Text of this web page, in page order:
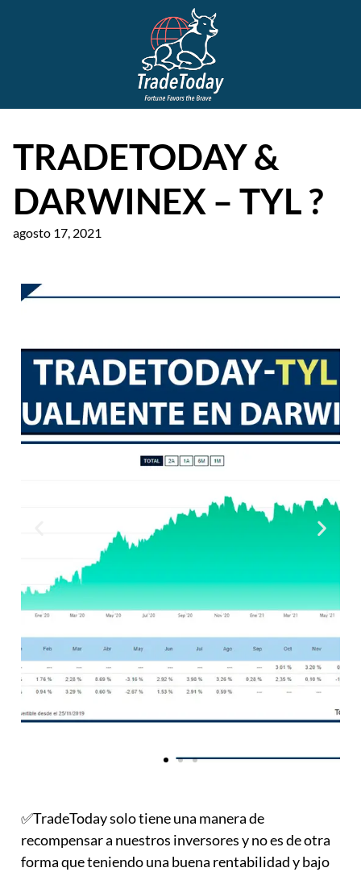
TRADETODAY &
DARWINEX – TYL ?
agosto 17, 2021
✅TradeToday solo tiene una manera de
recompensar a nuestros inversores y no es de otra
forma que teniendo una buena rentabilidad y bajo